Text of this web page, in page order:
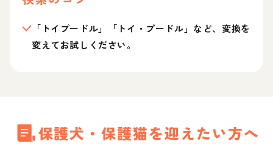
「トイプードル」「トイ・プードル」など、変換を
変えてお試しください。
保護犬・保護猫を迎えたい方へ